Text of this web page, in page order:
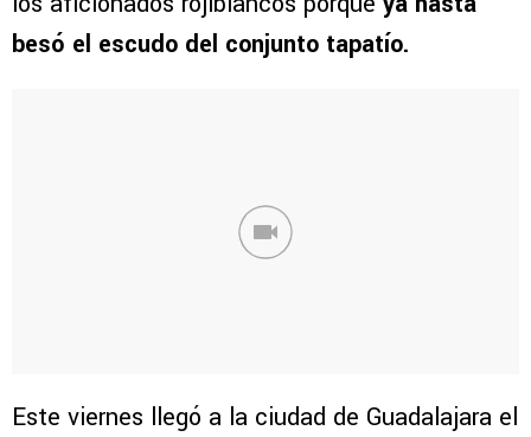
besó el escudo del conjunto tapatío.
Este viernes llegó a la ciudad de Guadalajara el